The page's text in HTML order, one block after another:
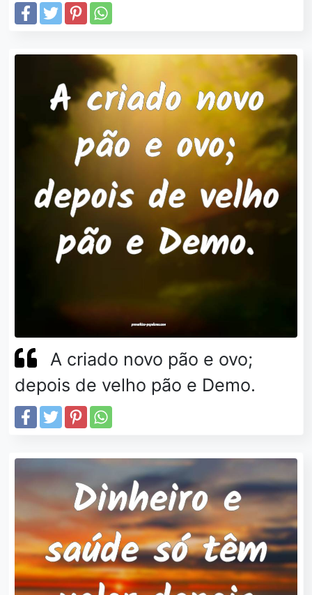
A criado novo pão e ovo;
depois de velho pão e Demo.